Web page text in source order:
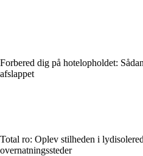
Forbered dig på hotelopholdet:
afslappet
Total ro: Oplev stilheden i
overnatningssteder